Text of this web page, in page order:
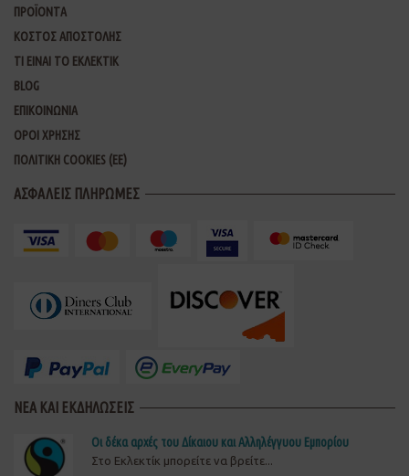
ΠΡΟΪΟΝΤΑ
ΚΟΣΤΟΣ ΑΠΟΣΤΟΛΗΣ
ΤΙ ΕΙΝΑΙ ΤΟ ΕΚΛΕΚΤΙΚ
BLOG
ΕΠΙΚΟΙΝΩΝΙΑ
ΟΡΟΙ ΧΡΗΣΗΣ
ΠΟΛΙΤΙΚΗ COOKIES (ΕΕ)
ΑΣΦΑΛΕΙΣ ΠΛΗΡΩΜΕΣ
ΝΕΑ ΚΑΙ ΕΚΔΗΛΩΣΕΙΣ
Οι δέκα αρχές του Δίκαιου και Αλληλέγγυου Εμπορίου
Στο Εκλεκτίκ μπορείτε να βρείτε...